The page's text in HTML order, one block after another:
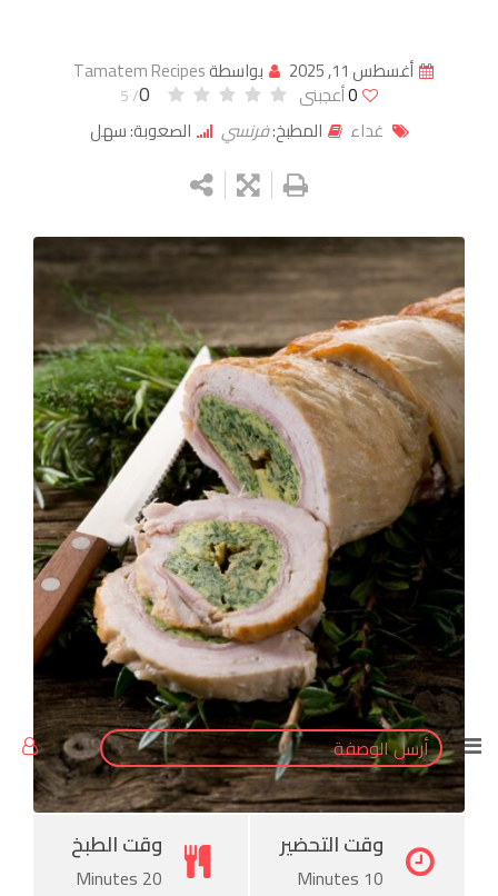
أرسل الوصفة
أغسطس 11, 2025 بواسطةTamatem Recipes
0أعجبنى / 5
غداء المطبخ:فرنسي الصعوبة: سهل
Google+
LinkedIn
Whatsapp
StumbleUpon
Tumblr
Pinterest
وقت التحضير
10 Minutes
وقت الطبخ
20 Minutes